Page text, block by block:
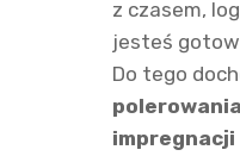
z czasem,
jesteś
Do tego